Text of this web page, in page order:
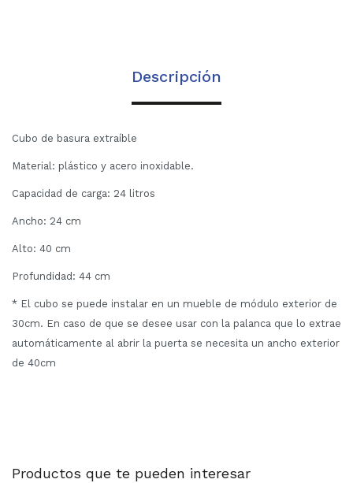
Descripción
Cubo de basura extraíble
Material: plástico y acero inoxidable.
Capacidad de carga: 24 litros
Ancho: 24 cm
Alto: 40 cm
Profundidad: 44 cm
* El cubo se puede instalar en un mueble de módulo exterior de
30cm. En caso de que se desee usar con la palanca que lo extrae
automáticamente al abrir la puerta se necesita un ancho exterior
de 40cm
Productos que te pueden interesar